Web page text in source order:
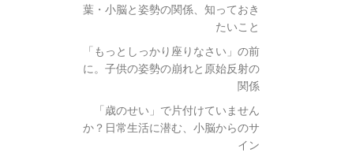
葉・小脳と姿勢の関係、知っておき
たいこと
「もっとしっかり座りなさい」の前
に。子供の姿勢の崩れと原始反射の
関係
「歳のせい」で片付けていません
か？日常生活に潜む、小脳からのサ
イン